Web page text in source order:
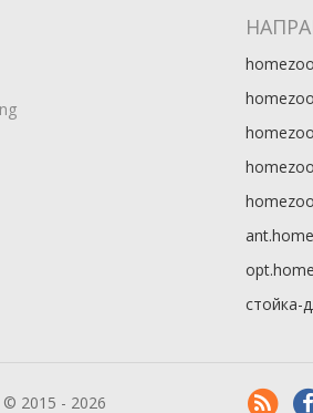
стойка-
© 2015 - 2026